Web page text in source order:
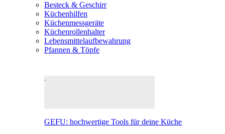
Besteck & Geschirr
Küchenhilfen
Küchenmessgeräte
Küchenrollenhalter
Lebensmittelaufbewahrung
Pfannen & Töpfe
GEFU: hochwertige Tools für deine Küche